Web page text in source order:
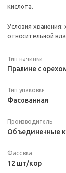
кислота.
Условия хранения:
относительной
Тип начинки
Пралине с
Тип упаковки
Фасованная
Производитель
Объединенные
Фасовка
12 шт/кор